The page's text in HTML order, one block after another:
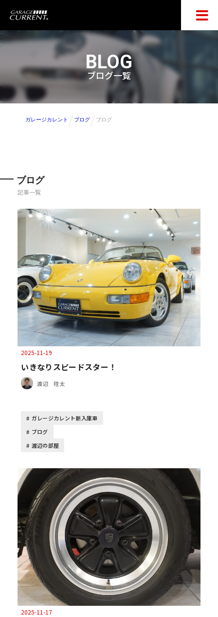
BLOG
ブログ一覧
ガレージカレント ブログ ブログ
ブログ
記事一覧
2025-11-19
いきなりスピードスター！
渡辺 陸太
ガレージカレント新入庫車
ブログ
渡辺の部屋
2025-11-17